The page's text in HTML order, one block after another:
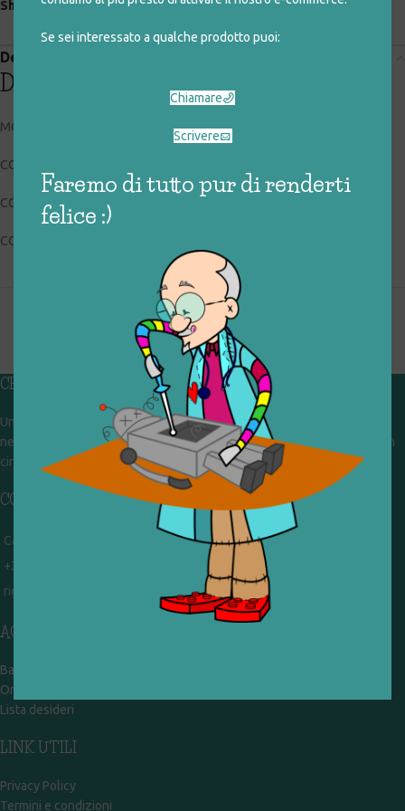
Se sei interessato a qualche prodotto puoi:
Chiamare
Scrivere
Faremo di tutto pur di renderti
felice :)
Share:
Descrizione
Descrizione
MC DONALD’S – HASBRO
CODICE RIGIOCATTOLO: 090_5_008
CONDIZIONI: buone, usato
COLLOCAZIONE: EXP
CHI SIAMO
Un gruppo di volontari che sognano di diventare un centro del riuso e
nel frattempo ricevono in dono giocattoli, li riparano e li reimmettono in
circolazione. Operiamo per un'economia civile, circolare e sostenibile.
CONTATTI
Campobasso - via Garibaldi 51
+39 328 767 9587
rigiocattolocb@gmail.com
ACCOUNT
Bacheca
Ordini
Lista desideri
LINK UTILI
Privacy Policy
Termini e condizioni